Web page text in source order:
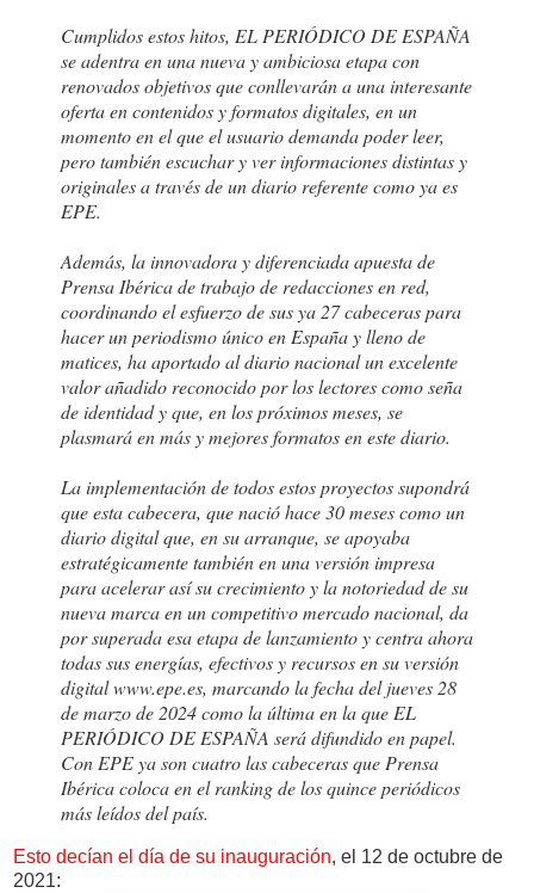
Cumplidos estos hitos, EL PERIÓDICO DE ESPAÑA
se adentra en una nueva y ambiciosa etapa con
renovados objetivos que conllevarán a una interesante
oferta en contenidos y formatos digitales, en un
momento en el que el usuario demanda poder leer,
pero también escuchar y ver informaciones distintas y
originales a través de un diario referente como ya es
EPE.
Además, la innovadora y diferenciada apuesta de
Prensa Ibérica de trabajo de redacciones en red,
coordinando el esfuerzo de sus ya 27 cabeceras para
hacer un periodismo único en España y lleno de
matices, ha aportado al diario nacional un excelente
valor añadido reconocido por los lectores como seña
de identidad y que, en los próximos meses, se
plasmará en más y mejores formatos en este diario.
La implementación de todos estos proyectos supondrá
que esta cabecera, que nació hace 30 meses como un
diario digital que, en su arranque, se apoyaba
estratégicamente también en una versión impresa
para acelerar así su crecimiento y la notoriedad de su
nueva marca en un competitivo mercado nacional, da
por superada esa etapa de lanzamiento y centra ahora
todas sus energías, efectivos y recursos en su versión
digital www.epe.es, marcando la fecha del jueves 28
de marzo de 2024 como la última en la que EL
PERIÓDICO DE ESPAÑA será difundido en papel.
Con EPE ya son cuatro las cabeceras que Prensa
Ibérica coloca en el ranking de los quince periódicos
más leídos del país.
Esto decían el día de su inauguración, el 12 de octubre de
2021: